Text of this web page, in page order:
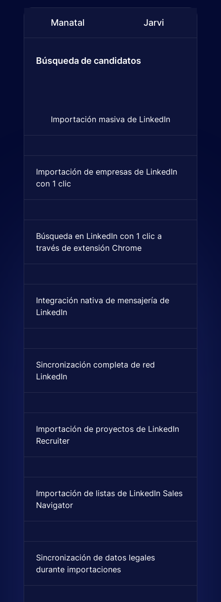
Manatal Jarvi
Búsqueda de candidatos
Importación masiva de LinkedIn
Importa múltiples perfiles de
Importación de empresas de LinkedIn
con 1 clic
Búsqueda en LinkedIn con 1 clic a
través de extensión ChromeUna extensión de
Integración nativa de mensajería de
LinkedIn
Sincronización completa de red
LinkedIn
Importación de proyectos de LinkedIn
Recruiter
Importación de listas de LinkedIn Sales
Navigator
Sincronización de datos legales
durante importacionesSincroniza el registro de